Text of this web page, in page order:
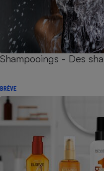
Shampooings - Des
BRÈVE